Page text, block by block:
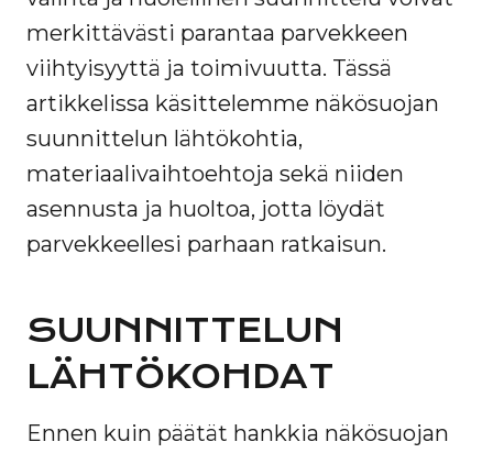
merkittävästi parantaa parvekkeen
viihtyisyyttä ja toimivuutta. Tässä
artikkelissa käsittelemme näkösuojan
suunnittelun lähtökohtia,
materiaalivaihtoehtoja sekä niiden
asennusta ja huoltoa, jotta löydät
parvekkeellesi parhaan ratkaisun.
SUUNNITTELUN
LÄHTÖKOHDAT
Ennen kuin päätät hankkia näkösuojan